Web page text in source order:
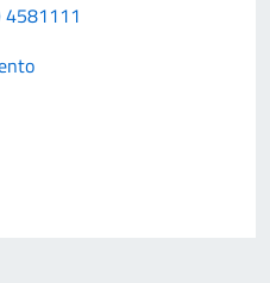
4581111